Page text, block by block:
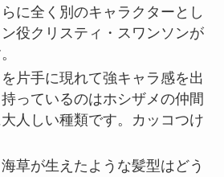
に全く別のキャラクターとし
役クリスティ・スワンソンが
片手に現れて強キャラ感を出
っているのはホシザメの仲間
人しい種類です。カッコつけ
草が生えたような髪型はどう